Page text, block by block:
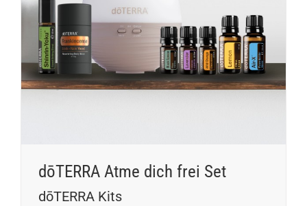
dōTERRA Atme dich frei Set
dōTERRA Kits